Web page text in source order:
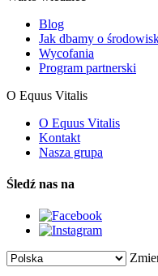
Blog
Jak dbamy o
Wycofania
Program partnerski
O Equus Vitalis
O Equus Vitalis
Kontakt
Nasza grupa
Śledź nas na